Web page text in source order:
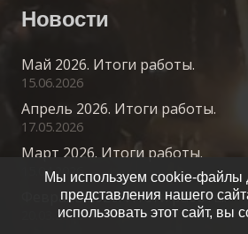
Новости
Май 2026. Итоги работы.
15.06.2026
Апрель 2026. Итоги работы.
17.05.2026
Март 2026. Итоги работы.
15.04.2026
Февраль 2026. Итоги работы.
20.03.2026
Мы используем cookie-файлы
представления нашего
использовать этот сайт, вы